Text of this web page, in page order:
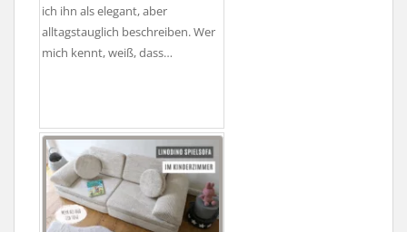
ich ihn als elegant, aber
alltagstauglich beschreiben. Wer
mich kennt, weiß, dass…